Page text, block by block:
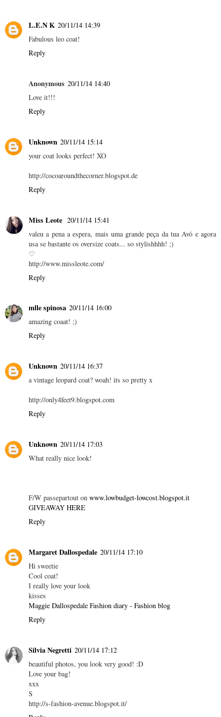
L.E.N K 20/11/14 14:39
Fabulous leo coat!
Reply
Anonymous 20/11/14 14:40
Love it!!!
Reply
Unknown 20/11/14 15:14
your coat looks perfect! XO
http://cocoaroundthecorner.blogspot.de
Reply
Miss Leote 20/11/14 15:41
valeu a pena a espera, mais uma grande peça da tua Avó e agora
usa se bastante os oversize coats... so stylishhhh! ;)
♡
http://www.missleote.com/
Reply
mlle spinosa 20/11/14 16:00
amazing coaat! ;)
Reply
Unknown 20/11/14 16:37
a vintage leopard coat? woah! its so pretty x
http://only4feet9.blogspot.com
Reply
Unknown 20/11/14 17:03
What really nice look!
F/W passepartout on www.lowbudget-lowcost.blogspot.it
GIVEAWAY HERE
Reply
Margaret Dallospedale 20/11/14 17:10
Hi sweetie
Cool coat!
I really love your look
kisses
Maggie Dallospedale Fashion diary - Fashion blog
Reply
Silvia Negretti 20/11/14 17:12
beautiful photos, you look very good! :D
Love your bag!
xxx
S
http://s-fashion-avenue.blogspot.it/